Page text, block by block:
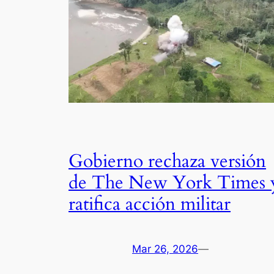
Gobierno rechaza versión
de The New York Times
ratifica acción militar
Mar 26, 2026—